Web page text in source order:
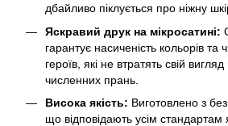
дбайливо піклується про ніжну
Яскравий друк на мікросатині:
гарантує насиченість кольорів та
героїв, які не втратять свій вигляд
численних прань.
Висока якість: Виготовлено з
що відповідають усім стандартам